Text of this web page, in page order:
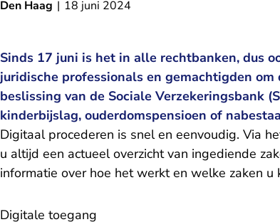
Den Haag | 18 juni 2024
Sinds 17 juni is het in alle rechtbanken, dus
juridische professionals en gemachtigden
beslissing van de Sociale Verzekeringsbank
kinderbijslag, ouderdomspensioen of
Digitaal procederen is snel en eenvoudig. Via
u altijd een actueel overzicht van ingediende
informatie over hoe het werkt en welke zaken u
Digitale toegang